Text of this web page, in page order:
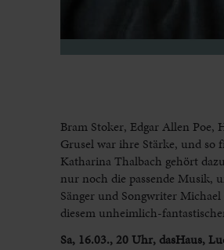
Bram Stoker, Edgar Allen
Grusel war ihre Stärke, und so
Katharina Thalbach gehört
nur noch die passende Musik,
Sänger und Songwriter
diesem unheimlich-
Sa, 16.03., 20 Uhr, dasHaus,